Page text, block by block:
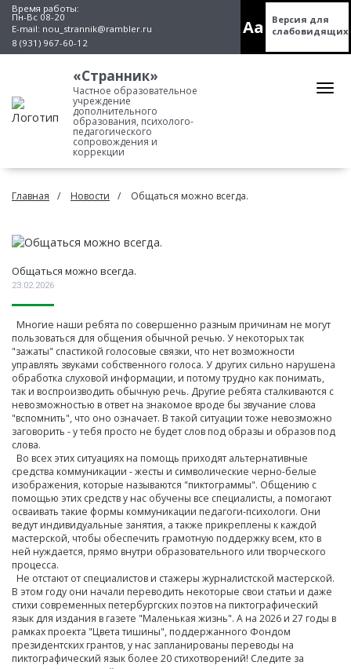
Время работы:
Пн-Вс 08-20
E-mail: nou_strannik@rambler.ru
8 (931) 967-60-12
Aa
Версия для
слабовидящих
«Странник»
Частное образовательное
учреждение
дополнительного
образования, психолого-
педагогического
сопровождения и
коррекции
Главная Новости Общаться можно всегда.
Общаться можно всегда.
23.02.2026
Многие наши ребята по совершенно разным причинам не могут
пользоваться для общения обычной речью. У некоторых так
"зажаты" спастикой голосовые связки, что нет возможности
управлять звуками собственного голоса. У других сильно нарушена
обработка слуховой информации, и потому трудно как понимать,
так и воспроизводить обычную речь. Другие ребята сталкиваются с
невозможностью в ответ на знакомое вроде бы звучание слова
"вспомнить", что оно означает. В такой ситуации тоже невозможно
заговорить - у тебя просто не будет слов под образы и образов под
слова.
Во всех этих ситуациях на помощь приходят альтернативные
средства коммуникации - жесты и символические черно-белые
изображения, которые называются "пиктограммы". Общению с
помощью этих средств у нас обучены все специалисты, а помогают
осваивать такие формы коммуникации педагоги-психологи. Они
ведут индивидуальные занятия, а также прикреплены к каждой
мастерской, чтобы обеспечить грамотную поддержку всем, кто в
ней нуждается, прямо внутри образовательного или творческого
процесса.
Не отстают от специалистов и стажеры журналистской мастерской.
В этом году они начали переводить некоторые свои статьи и даже
стихи современных петербургских поэтов на пиктографический
язык для издания в газете "Маленькая жизнь". А на 2026 и 27 годы в
рамках проекта "Цвета тишины", поддержанного Фондом
президентских грантов, у нас запланированы переводы на
пиктографический язык более 20 стихотворений! Следите за